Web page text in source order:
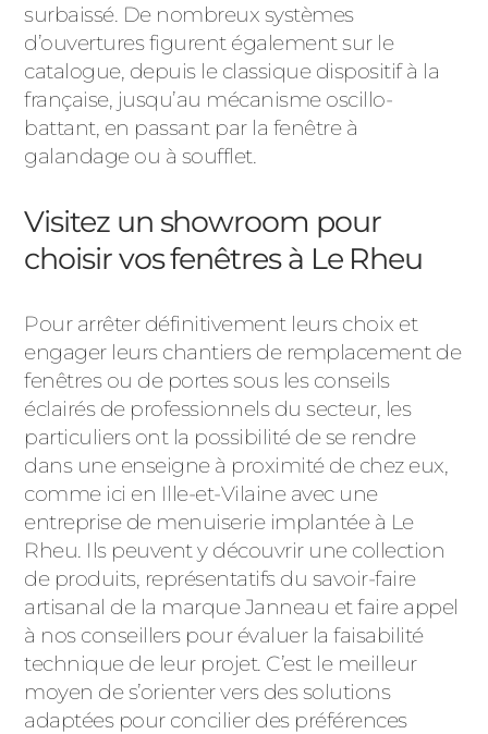
surbaissé. De nombreux systèmes
d’ouvertures figurent également sur le
catalogue, depuis le classique dispositif à la
française, jusqu’au mécanisme oscillo-
battant, en passant par la fenêtre à
galandage ou à soufflet.
Visitez un showroom pour
choisir vos fenêtres à Le Rheu
Pour arrêter définitivement leurs choix et
engager leurs chantiers de remplacement de
fenêtres ou de portes sous les conseils
éclairés de professionnels du secteur, les
particuliers ont la possibilité de se rendre
dans une enseigne à proximité de chez eux,
comme ici en Ille-et-Vilaine avec une
entreprise de menuiserie implantée à Le
Rheu. Ils peuvent y découvrir une collection
de produits, représentatifs du savoir-faire
artisanal de la marque Janneau et faire appel
à nos conseillers pour évaluer la faisabilité
technique de leur projet. C’est le meilleur
moyen de s’orienter vers des solutions
adaptées pour concilier des préférences